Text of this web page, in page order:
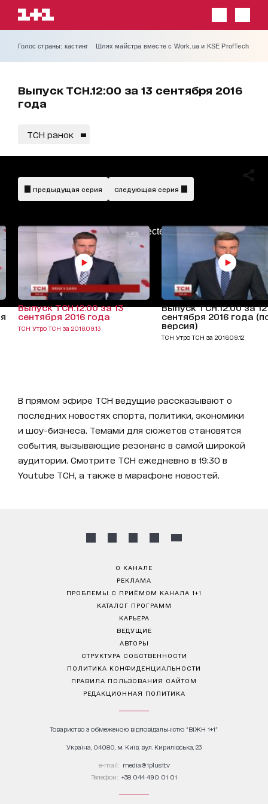
Голос страны: кастинг Шлях майстра вместе с Work.ua и KSE ProfTech
Выпуск ТСН.12:00 за 13 сентября 2016
года
ТСН ранок
AdBlockDetected!
Предыдущая серия Следующая серия
Выпуск ТСН.12:00 за 13
сентября 2016 года
ТСН Утро ТСН за 2016.09.13
Выпуск ТСН.12:00 за 12
сентября 2016 года
версия)
ТСН Утро ТСН за 2016.09.12
В прямом эфире ТСН ведущие рассказывают о
последних новостях спорта, политики, экономики
и шоу-бизнеса. Темами для сюжетов становятся
события, вызывающие резонанс в самой широкой
аудитории. Смотрите ТСН ежедневно в 19:30 в
Youtube ТСН, а также в марафоне новостей.
О КАНАЛЕ
РЕКЛАМА
ПРОБЛЕМЫ С ПРИЁМОМ КАНАЛА 1+1
КАТАЛОГ ПРОГРАММ
КАРЬЕРА
ВЕДУЩИЕ
АВТОРЫ
СТРУКТУРА СОБСТВЕННОСТИ
ПОЛИТИКА КОНФИДЕНЦИАЛЬНОСТИ
ПРАВИЛА ПОЛЬЗОВАНИЯ САЙТОМ
РЕДАКЦИОННАЯ ПОЛИТИКА
Товариство з обмеженою відповідальністю "ВІЖН 1+1"
Україна, 04080, м. Київ, вул. Кирилівська, 23
е-mail: media@1plus1.tv
Телефон: +38 044 490 01 01